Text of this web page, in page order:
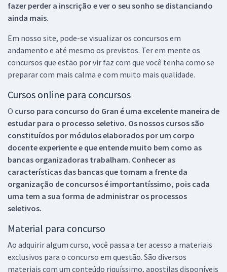
fazer perder a inscrição e ver o seu sonho se distanciando
ainda mais.
Em nosso site, pode-se visualizar os concursos em
andamento e até mesmo os previstos. Ter em mente os
concursos que estão por vir faz com que você tenha como se
preparar com mais calma e com muito mais qualidade.
Cursos online para concursos
O curso para concurso do Gran é uma excelente maneira de
estudar para o processo seletivo. Os nossos cursos são
constituídos por módulos elaborados por um corpo
docente experiente e que entende muito bem como as
bancas organizadoras trabalham. Conhecer as
características das bancas que tomam a frente da
organização de concursos é importantíssimo, pois cada
uma tem a sua forma de administrar os processos
seletivos.
Material para concurso
Ao adquirir algum curso, você passa a ter acesso a materiais
exclusivos para o concurso em questão. São diversos
materiais com um conteúdo riquíssimo, apostilas disponíveis